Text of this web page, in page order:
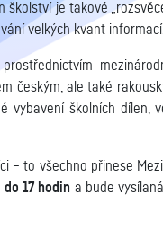
je takové
velkých kvant informací.
českým, ale také
vybavení školních dílen,
– to všechno přinese
17 hodin a bude